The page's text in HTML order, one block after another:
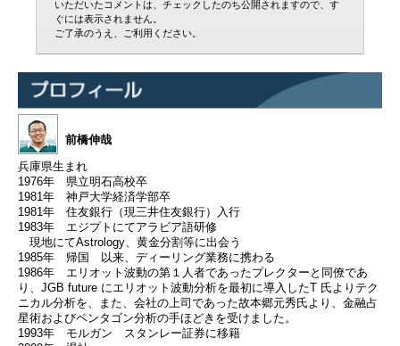
いただいたコメントは、チェックしたのち公開されますので、す
ぐには表示されません。
ご了承のうえ、ご利用ください。
前橋伸哉
兵庫県生まれ
1976年 県立明石高校卒
1981年 神戸大学経済学部卒
1981年 住友銀行（現三井住友銀行）入行
1983年 エジプトにてアラビア語研修
現地にてAstrology、黄金分割等に出会う
1985年 帰国 以来、ディーリング業務に携わる
1986年 エリオット波動の第１人者であったプレクターと同僚であ
り、JGB future にエリオット波動分析を最初に導入したT 氏よりテク
ニカル分析を、また、会社の上司であった故本郷元秀氏より、金融占
星術およびペンタゴン分析の手ほどきを受けました。
1993年 モルガン スタンレー証券に移籍